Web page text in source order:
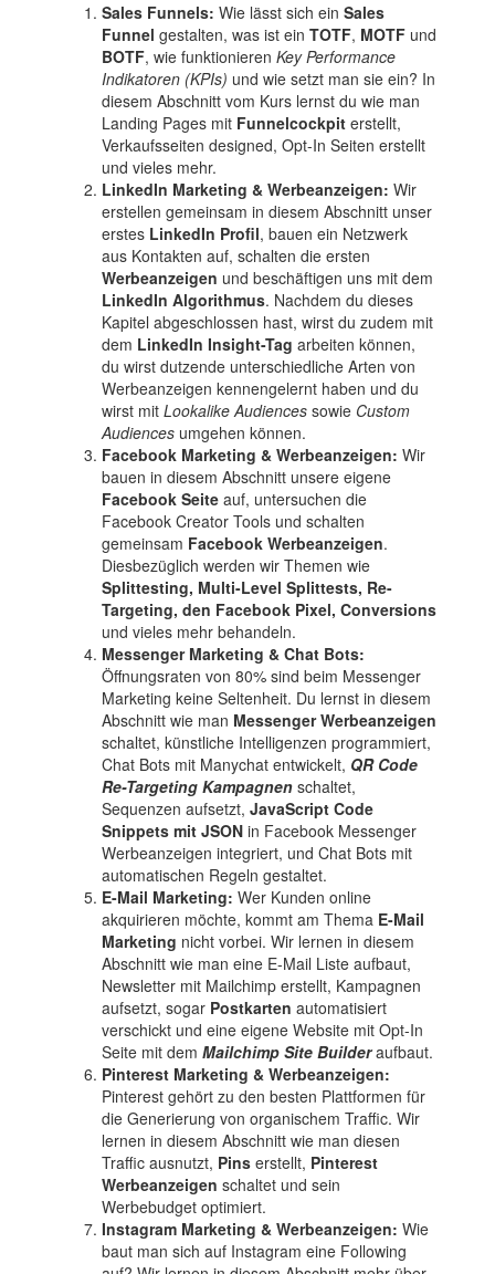
Sales Funnels: Wie lässt sich einSales
Funnel gestalten, was ist einTOTF, MOTF und
BOTF, wie funktionierenKey Performance
Indikatoren (KPIs) und wie setzt man sie ein? In
diesem Abschnitt vom Kurs lernst du wie man
Landing Pages mit Funnelcockpit erstellt,
Verkaufsseiten designed, Opt-In Seiten erstellt
und vieles mehr.
LinkedIn Marketing & Werbeanzeigen:Wir
erstellen gemeinsam in diesem Abschnitt unser
erstes LinkedIn Profil, bauen ein Netzwerk
aus Kontakten auf, schalten die ersten
Werbeanzeigen und beschäftigen uns mit dem
LinkedIn Algorithmus. Nachdem du dieses
Kapitel abgeschlossen hast, wirst du zudem mit
dem LinkedIn Insight-Tag arbeiten können,
du wirst dutzende unterschiedliche Arten von
Werbeanzeigen kennengelernt haben und du
wirst mitLookalike Audiencessowie Custom
Audiences umgehen können.
Facebook Marketing & Werbeanzeigen:Wir
bauen in diesem Abschnitt unsere eigene
Facebook Seite auf, untersuchen die
Facebook Creator Tools und schalten
gemeinsam Facebook Werbeanzeigen.
Diesbezüglich werden wir Themen wie
Splittesting, Multi-Level Splittests, Re-
Targeting, den Facebook Pixel, Conversions
und vieles mehr behandeln.
Messenger Marketing & Chat Bots:
Öffnungsraten von 80% sind beim Messenger
Marketing keine Seltenheit. Du lernst in diesem
Abschnitt wie man Messenger Werbeanzeigen
schaltet, künstliche Intelligenzen programmiert,
Chat Bots mit Manychat entwickelt, QR Code
Re-Targeting Kampagnen schaltet,
Sequenzen aufsetzt,JavaScript Code
Snippets mit JSON in Facebook Messenger
Werbeanzeigen integriert, und Chat Bots mit
automatischen Regeln gestaltet.
E-Mail Marketing:Wer Kunden online
akquirieren möchte, kommt am Thema E-Mail
Marketing nicht vorbei. Wir lernen in diesem
Abschnitt wie man eine E-Mail Liste aufbaut,
Newsletter mit Mailchimp erstellt, Kampagnen
aufsetzt, sogar Postkarten automatisiert
verschickt und eine eigene Website mit Opt-In
Seite mit demMailchimp Site Builderaufbaut.
Pinterest Marketing & Werbeanzeigen:
Pinterest gehört zu den besten Plattformen für
die Generierung von organischem Traffic. Wir
lernen in diesem Abschnitt wie man diesen
Traffic ausnutzt, Pins erstellt, Pinterest
Werbeanzeigen schaltet und sein
Werbebudget optimiert.
Instagram Marketing & Werbeanzeigen: Wie
baut man sich auf Instagram eine Following